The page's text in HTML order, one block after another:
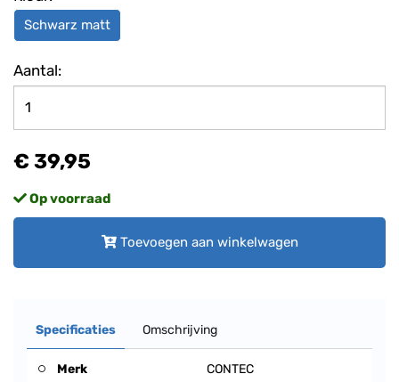
Schwarz matt
Aantal:
€ 39,95
Op voorraad
Toevoegen aan winkelwagen
Specificaties Omschrijving
Merk CONTEC